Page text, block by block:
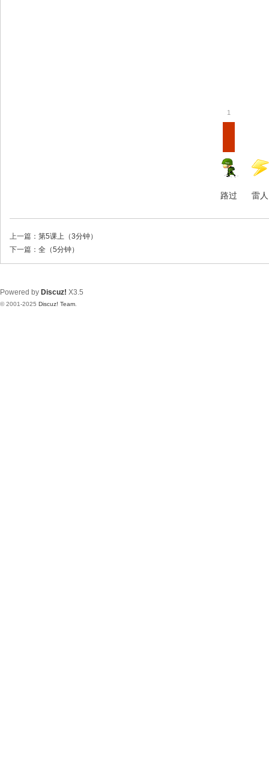
1
路过 雷人
上一篇： 第5课上（3分钟）
下一篇： 全（5分钟）
Powered by Discuz! X3.5
© 2001-2025 Discuz! Team